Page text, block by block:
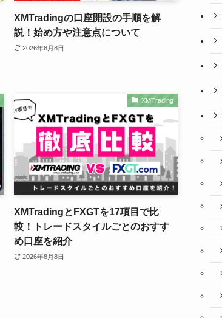
XMTradingの口座開設の手順を解
説！始め方や注意点について
2026年8月8日
XMTrading
XMTradingとFXGTを17項目で比
較！トレードスタイルごとのおすす
め口座を紹介
2026年8月8日